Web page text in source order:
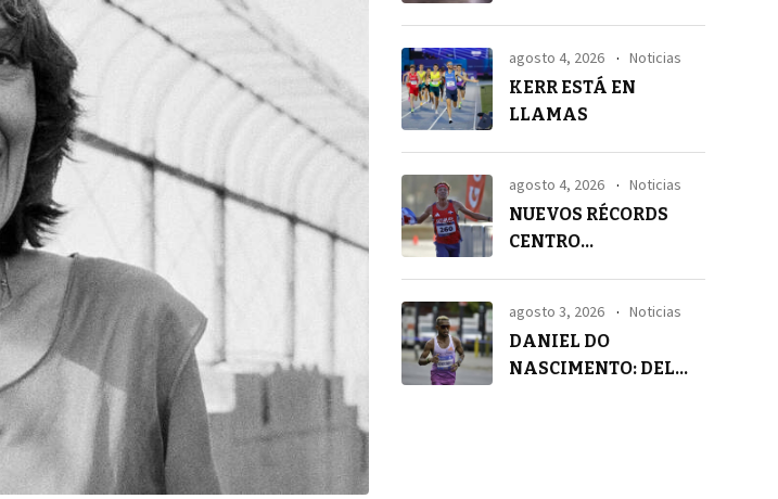
agosto 4, 2026 Noticias
KERR ESTÁ EN
LLAMAS
agosto 4, 2026 Noticias
NUEVOS RÉCORDS
CENTRO
agosto 3, 2026 Noticias
DANIEL DO
NASCIMENTO: DEL